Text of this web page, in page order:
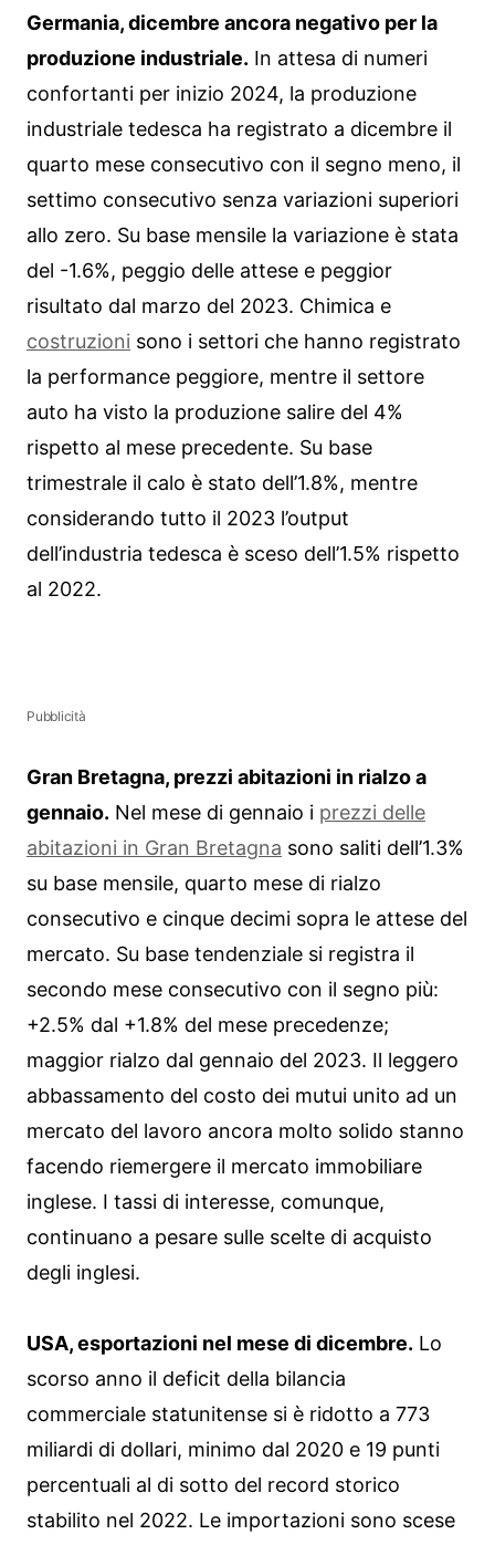
Germania, dicembre ancora negativo per la
produzione industriale. In attesa di numeri
confortanti per inizio 2024, la produzione
industriale tedesca ha registrato a dicembre il
quarto mese consecutivo con il segno meno, il
settimo consecutivo senza variazioni superiori
allo zero. Su base mensile la variazione è stata
del -1.6%, peggio delle attese e peggior
risultato dal marzo del 2023. Chimica e
costruzioni sono i settori che hanno registrato
la performance peggiore, mentre il settore
auto ha visto la produzione salire del 4%
rispetto al mese precedente. Su base
trimestrale il calo è stato dell’1.8%, mentre
considerando tutto il 2023 l’output
dell’industria tedesca è sceso dell’1.5% rispetto
al 2022.
Pubblicità
Gran Bretagna, prezzi abitazioni in rialzo a
gennaio. Nel mese di gennaio i prezzi delle
abitazioni in Gran Bretagna sono saliti dell’1.3%
su base mensile, quarto mese di rialzo
consecutivo e cinque decimi sopra le attese del
mercato. Su base tendenziale si registra il
secondo mese consecutivo con il segno più:
+2.5% dal +1.8% del mese precedenze;
maggior rialzo dal gennaio del 2023. Il leggero
abbassamento del costo dei mutui unito ad un
mercato del lavoro ancora molto solido stanno
facendo riemergere il mercato immobiliare
inglese. I tassi di interesse, comunque,
continuano a pesare sulle scelte di acquisto
degli inglesi.
USA, esportazioni nel mese di dicembre. Lo
scorso anno il deficit della bilancia
commerciale statunitense si è ridotto a 773
miliardi di dollari, minimo dal 2020 e 19 punti
percentuali al di sotto del record storico
stabilito nel 2022. Le importazioni sono scese